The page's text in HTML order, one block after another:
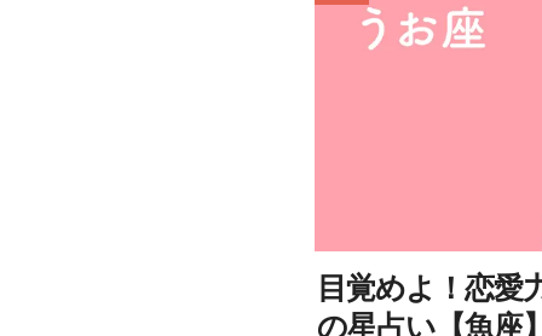
目覚めよ！恋愛
の星占い【魚座